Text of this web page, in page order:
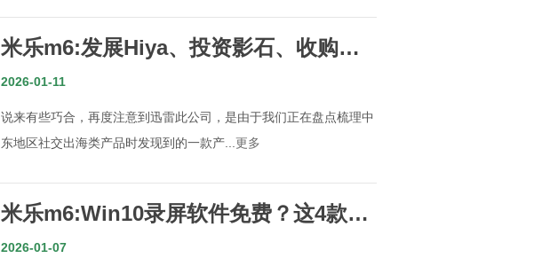
米乐m6:发展Hiya、投资影石、收购虎
扑“三管齐下”之后迅雷在2025打了一次
完美翻身仗？
2026-01-11
说来有些巧合，再度注意到迅雷此公司，是由于我们正在盘点梳理中
东地区社交出海类产品时发现到的一款产...更多
米乐m6:Win10录屏软件免费？这4款直
接下载不踩坑！
2026-01-07